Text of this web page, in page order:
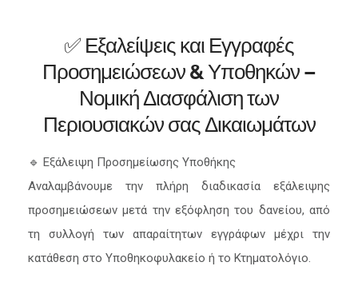
✅ Εξαλείψεις και Εγγραφές
Προσημειώσεων & Υποθηκών –
Νομική Διασφάλιση των
Περιουσιακών σας Δικαιωμάτων
🔹 Εξάλειψη Προσημείωσης Υποθήκης
Αναλαμβάνουμε την πλήρη διαδικασία εξάλειψης
προσημειώσεων μετά την εξόφληση του δανείου, από
τη συλλογή των απαραίτητων εγγράφων μέχρι την
κατάθεση στο Υποθηκοφυλακείο ή το Κτηματολόγιο.